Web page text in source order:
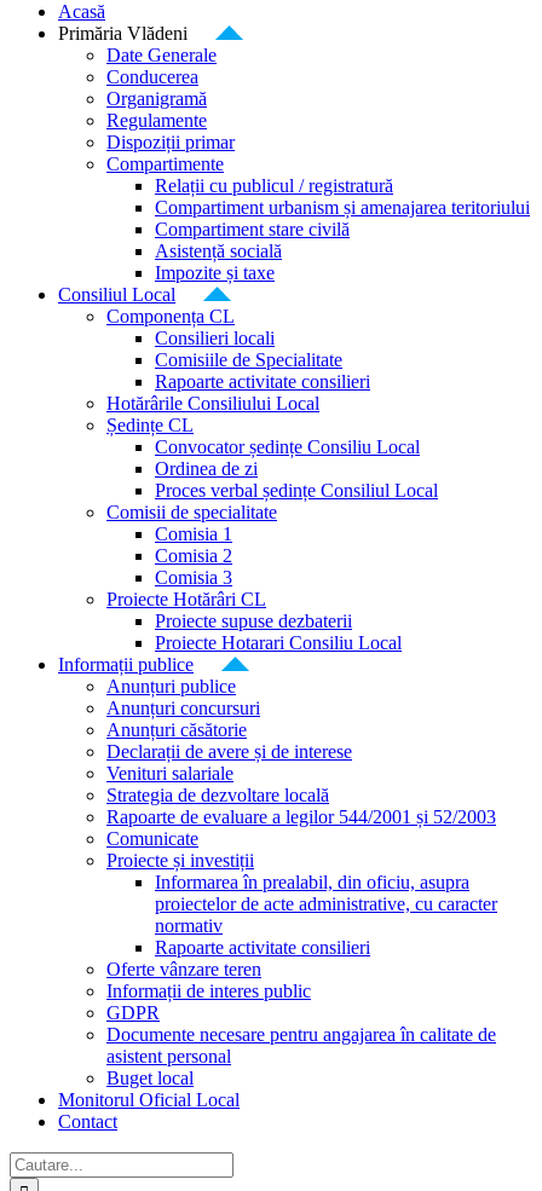
Acasă
Primăria Vlădeni
Date Generale
Conducerea
Organigramă
Regulamente
Dispoziții primar
Compartimente
Relații cu publicul / registratură
Compartiment urbanism și amenajarea teritoriului
Compartiment stare civilă
Asistență socială
Impozite și taxe
Consiliul Local
Componența CL
Consilieri locali
Comisiile de Specialitate
Rapoarte activitate consilieri
Hotărârile Consiliului Local
Ședințe CL
Convocator ședințe Consiliu Local
Ordinea de zi
Proces verbal ședințe Consiliul Local
Comisii de specialitate
Comisia 1
Comisia 2
Comisia 3
Proiecte Hotărâri CL
Proiecte supuse dezbaterii
Proiecte Hotarari Consiliu Local
Informații publice
Anunțuri publice
Anunțuri concursuri
Anunțuri căsătorie
Declarații de avere și de interese
Venituri salariale
Strategia de dezvoltare locală
Rapoarte de evaluare a legilor 544/2001 și 52/2003
Comunicate
Proiecte și investiții
Informarea în prealabil, din oficiu, asupra
proiectelor de acte administrative, cu caracter
normativ
Rapoarte activitate consilieri
Oferte vânzare teren
Informații de interes public
GDPR
Documente necesare pentru angajarea în calitate de
asistent personal
Buget local
Monitorul Oficial Local
Contact
Cautare...